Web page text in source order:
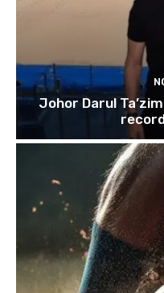
Johor Darul